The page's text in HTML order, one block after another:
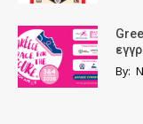
By: